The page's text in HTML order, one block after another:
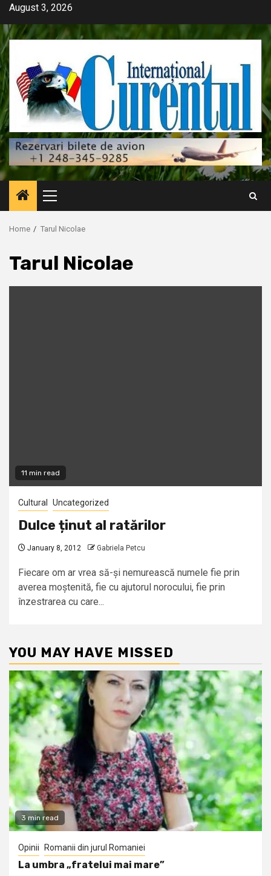
Skip
content
August 3, 2026
Primary
Menu
Home Tarul Nicolae
Tarul Nicolae
11 min read
Cultural Uncategorized
Dulce ținut al ratărilor
January 8, 2012 Gabriela Petcu
Fiecare om ar vrea să-și nemurească numele fie prin
averea moștenită, fie cu ajutorul norocului, fie prin
înzestrarea cu care...
YOU MAY HAVE MISSED
3 min read
Opinii Romanii din jurul Romaniei
La umbra „fratelui mai mare”